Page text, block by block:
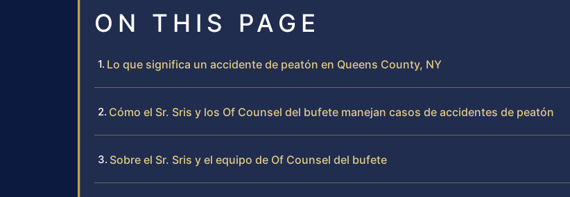
ON THIS PAGE
Lo que significa un accidente de peatón en Queens County, NY
Cómo el Sr. Sris y los Of Counsel del bufete manejan casos de accidentes de peatón
Sobre el Sr. Sris y el equipo de Of Counsel del bufete